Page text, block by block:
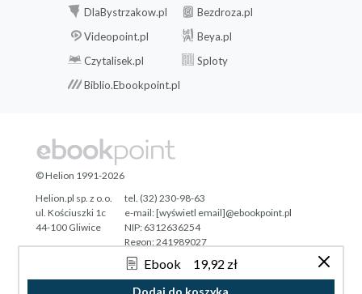
Ebook 19,92 zł
Dodaj do koszyka
DlaBystrzakow.pl
Bezdroza.pl
Videopoint.pl
Beya.pl
Czytalisek.pl
Sploty
Biblio.Ebookpoint.pl
Tonik.pl
© Helion 1991-2026
Helion.pl sp. z o.o.
ul. Kościuszki 1c
44-100 Gliwice
tel. (32) 230-98-63
e-mail:[wyświetl email]@ebookpoint.pl
NIP: 6312636254
Regon: 241989027